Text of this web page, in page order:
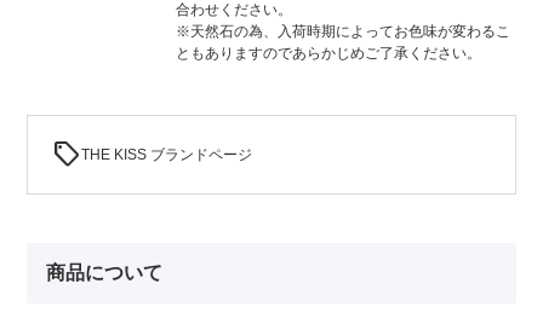
合わせください。
※天然石の為、入荷時期によってお色味が変わるこ
ともありますのであらかじめご了承ください。
sellTHE KISS ブランドページ
商品について